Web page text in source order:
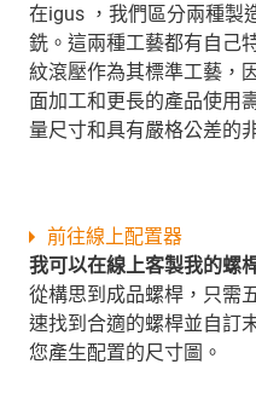
在igus ，我們區分兩種製
銑。這兩種工藝都有自己
紋滾壓作為其標準工藝，
面加工和更長的產品使用
量尺寸和具有嚴格公差的
我可以在線上客製我的螺
從構思到成品螺桿，只需
速找到合適的螺桿並自訂
您產生配置的尺寸圖。
前往線上配置器